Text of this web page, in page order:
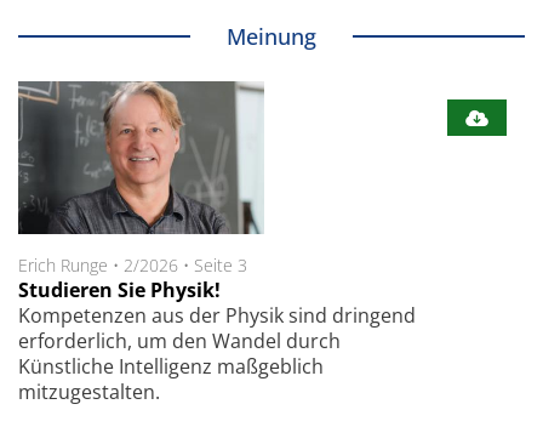
Meinung
Erich Runge • 2/2026 • Seite 3
Studieren Sie Physik!
Kompetenzen aus der Physik sind dringend
erforderlich, um den Wandel durch
Künstliche Intelligenz maßgeblich
mitzugestalten.